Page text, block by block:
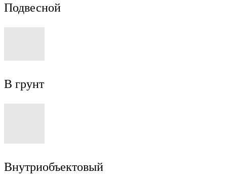
Подвесной
В грунт
Внутриобъектовый